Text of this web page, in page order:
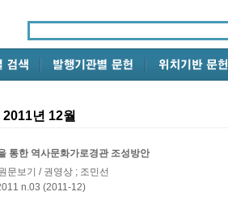
년 12월
통한 역사문화가로경관 조성방안
문보기 / 권영상 ; 조민선
n.03 (2011-12)